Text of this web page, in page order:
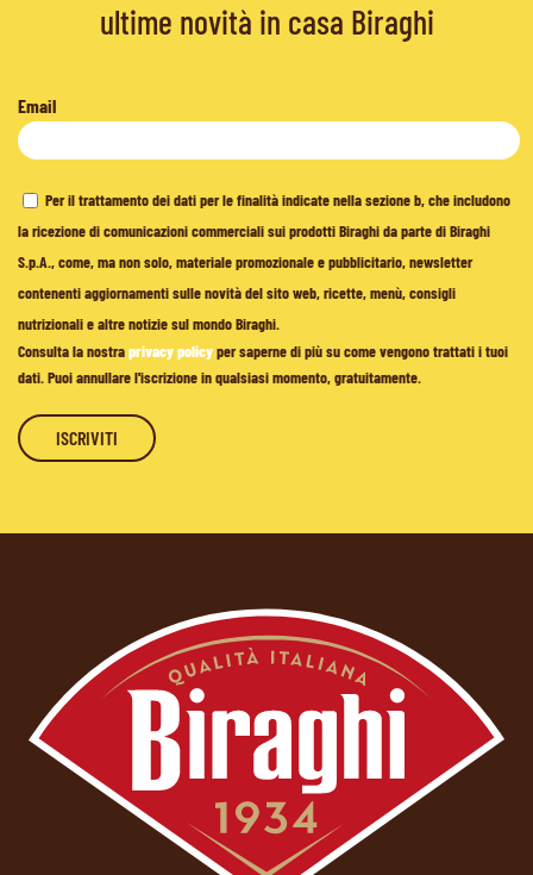
ultime novità in casa Biraghi
Email
Per il trattamento dei dati per le finalità indicate nella sezione b, che includono
la ricezione di comunicazioni commerciali sui prodotti Biraghi da parte di Biraghi
S.p.A., come, ma non solo, materiale promozionale e pubblicitario, newsletter
contenenti aggiornamenti sulle novità del sito web, ricette, menù, consigli
nutrizionali e altre notizie sul mondo Biraghi.
Consulta la nostraprivacy policyper saperne di più su come vengono trattati i tuoi
dati. Puoi annullare l'iscrizione in qualsiasi momento, gratuitamente.